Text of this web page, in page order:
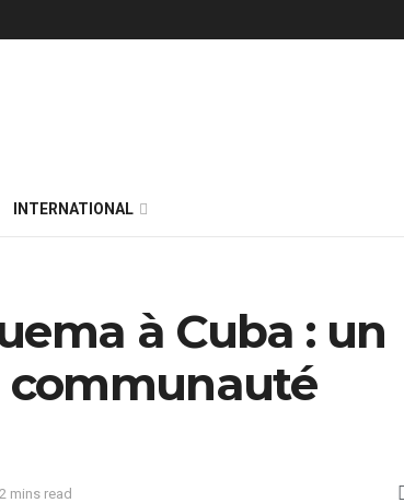
INTERNATIONAL
à Cuba : un
communauté
mins read